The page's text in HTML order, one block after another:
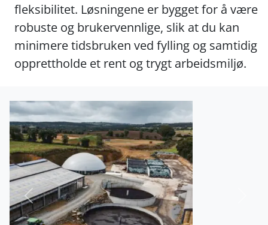
fleksibilitet. Løsningene er bygget for å være
robuste og brukervennlige, slik at du kan
minimere tidsbruken ved fylling og samtidig
opprettholde et rent og trygt arbeidsmiljø.
Forrige